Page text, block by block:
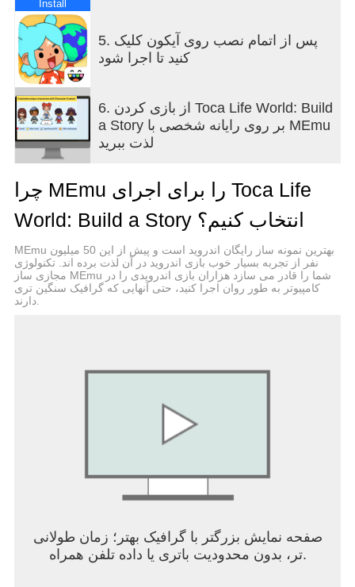
به روش خودتان بازی کنید
داستان‌های خودتان را بسازید. سرآشپز، صاحب اسپا،
ستاره راک یا معلم شوید
مکان‌ها را با هم ترکیب و تطبیق دهید تا مینی‌گیم‌ها و
چالش‌های خودتان را ابداع کنید
شخصیت‌ها را بین خانه‌ها، مدارس، مغازه‌ها و مکان‌های
مخفی جابجا کنید
نقش‌آفرینی مانند اداره بیمارستان حیوانات خانگی، افتتاح
کنید
کاوش، کشف و جمع‌آوری کنید
جواهرات پنهان، اتاق‌های مخفی و شگفتی‌ها را در
مکان‌ها پیدا کنید
هر جمعه برای دریافت هدایای رایگان از جمله مبلمان،
درون برنامه‌ای، دنیای خود را رشد دهید
ساخته شده برای کودکان، بازی آسان
کنترل‌های ساده و لمسی، آن را برای همه توانایی‌های
بدون محدودیت زمانی یا نمرات بالا. فقط یک بازی
ایمن، تک نفره و بدون تبلیغات
Install
5. پس از اتمام نصب روی آیکون کلیک
کنید تا اجرا شود
6. از بازی کردن Toca Life World: Build
a Story بر روی رایانه شخصی با MEmu
لذت ببرید
چرا MEmu را برای اجرای Toca Life
World: Build a Story انتخاب کنیم؟
MEmu بهترین نمونه ساز رایگان اندروید است و پیش از این 50 میلیون
نفر از تجربه بسیار خوب بازی اندروید در آن لذت برده اند. تکنولوژی
مجازی ساز MEmu شما را قادر می سازد هزاران بازی اندرویدی را در
کامپیوتر به طور روان اجرا کنید، حتی آنهایی که گرافیک سنگین تری
دارند.
صفحه نمایش بزرگتر با گرافیک بهتر؛ زمان طولانی
تر، بدون محدودیت باتری یا داده تلفن همراه.